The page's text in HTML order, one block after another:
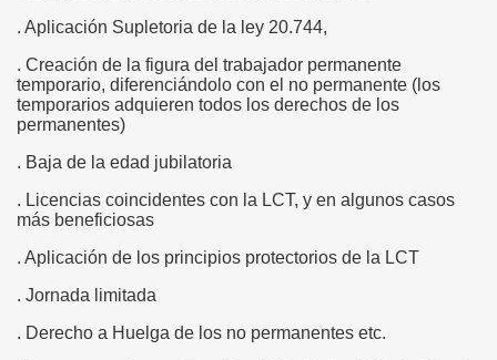
. Aplicación Supletoria de la ley 20.744,
. Creación de la figura del trabajador permanente
temporario, diferenciándolo con el no permanente (los
temporarios adquieren todos los derechos de los
permanentes)
. Baja de la edad jubilatoria
. Licencias coincidentes con la LCT, y en algunos casos
más beneficiosas
. Aplicación de los principios protectorios de la LCT
. Jornada limitada
. Derecho a Huelga de los no permanentes etc.